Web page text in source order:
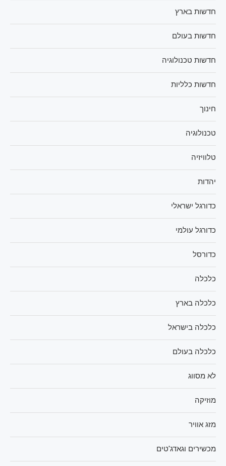
חדשות בארץ
חדשות בעולם
חדשות טכנולוגיה
חדשות כלליות
חינוך
טכנולוגיה
טלוויזיה
יהדות
כדורגל ישראלי
כדורגל עולמי
כדורסל
כלכלה
כלכלה בארץ
כלכלה בישראל
כלכלה בעולם
לא מסווג
מוזיקה
מזג אוויר
מכשירים וגאדג'טים